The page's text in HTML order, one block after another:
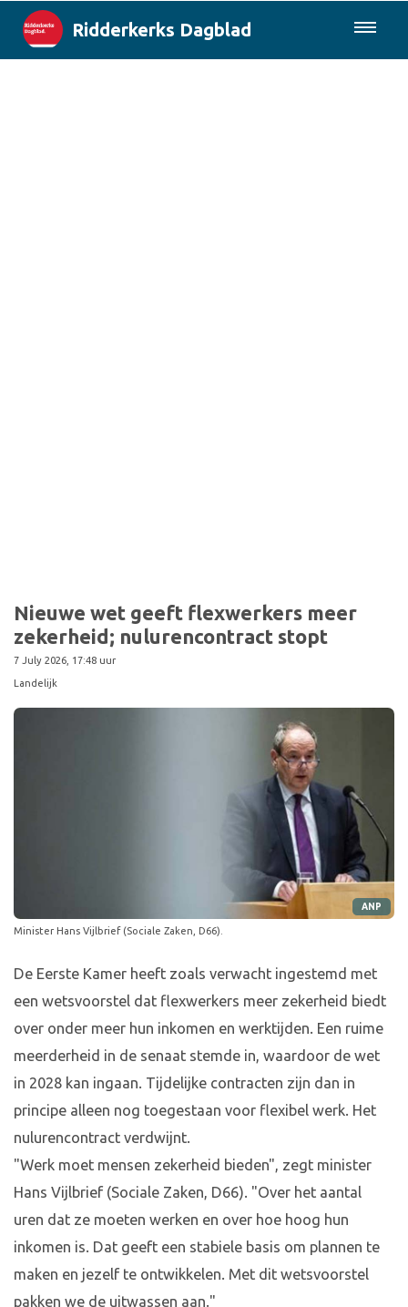
Ridderkerks Dagblad
Nieuwe wet geeft flexwerkers meer
zekerheid; nulurencontract stopt
7 July 2026, 17:48 uur
Landelijk
ANP
Minister Hans Vijlbrief (Sociale Zaken, D66).
De Eerste Kamer heeft zoals verwacht ingestemd met
een wetsvoorstel dat flexwerkers meer zekerheid biedt
over onder meer hun inkomen en werktijden. Een ruime
meerderheid in de senaat stemde in, waardoor de wet
in 2028 kan ingaan. Tijdelijke contracten zijn dan in
principe alleen nog toegestaan voor flexibel werk. Het
nulurencontract verdwijnt.
"Werk moet mensen zekerheid bieden", zegt minister
Hans Vijlbrief (Sociale Zaken, D66). "Over het aantal
uren dat ze moeten werken en over hoe hoog hun
inkomen is. Dat geeft een stabiele basis om plannen te
maken en jezelf te ontwikkelen. Met dit wetsvoorstel
pakken we de uitwassen aan."